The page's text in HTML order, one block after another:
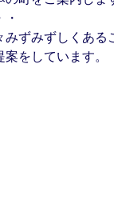
みずみずしくあ
をしています。